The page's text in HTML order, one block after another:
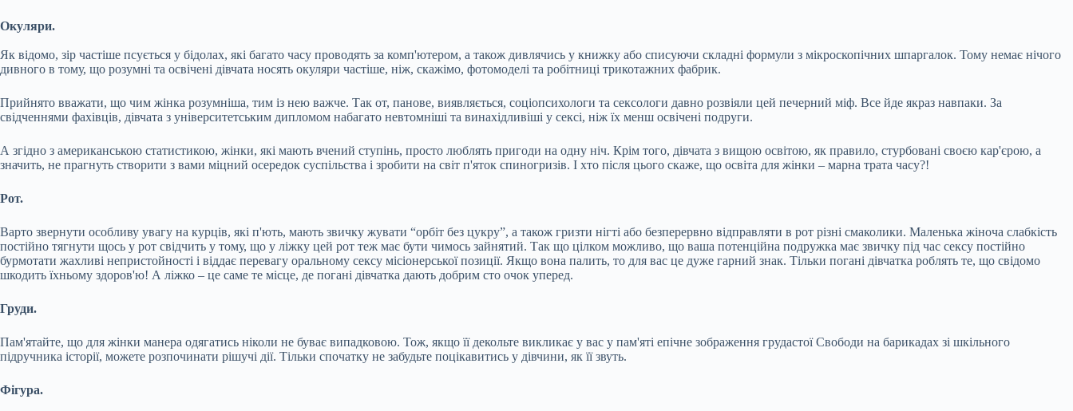
Окуляри.
Як відомо, зір частіше псується у бідолах, які багато часу проводять за комп'ютером, а також дивлячись у книжку або списуючи складні формули з мікроскопічних шпаргалок. Тому немає нічого
дивного в тому, що розумні та освічені дівчата носять окуляри частіше, ніж, скажімо, фотомоделі та робітниці трикотажних фабрик.
Прийнято вважати, що чим жінка розумніша, тим із нею важче. Так от, панове, виявляється, соціопсихологи та сексологи давно розвіяли цей печерний міф. Все йде якраз навпаки. За
свідченнями фахівців, дівчата з університетським дипломом набагато невтомніші та винахідливіші у сексі, ніж їх менш освічені подруги.
А згідно з американською статистикою, жінки, які мають вчений ступінь, просто люблять пригоди на одну ніч. Крім того, дівчата з вищою освітою, як правило, стурбовані своєю кар'єрою, а
значить, не прагнуть створити з вами міцний осередок суспільства і зробити на світ п'яток спиногризів. І хто після цього скаже, що освіта для жінки – марна трата часу?!
Рот.
Варто звернути особливу увагу на курців, які п'ють, мають звичку жувати “орбіт без цукру”, а також гризти нігті або безперервно відправляти в рот різні смаколики. Маленька жіноча слабкість
постійно тягнути щось у рот свідчить у тому, що у ліжку цей рот теж має бути чимось зайнятий. Так що цілком можливо, що ваша потенційна подружка має звичку під час сексу постійно
бурмотати жахливі непристойності і віддає перевагу оральному сексу місіонерської позиції. Якщо вона палить, то для вас це дуже гарний знак. Тільки погані дівчатка роблять те, що свідомо
шкодить їхньому здоров'ю! А ліжко – це саме те місце, де погані дівчатка дають добрим сто очок уперед.
Груди.
Пам'ятайте, що для жінки манера одягатись ніколи не буває випадковою. Тож, якщо її декольте викликає у вас у пам'яті епічне зображення грудастої Свободи на барикадах зі шкільного
підручника історії, можете розпочинати рішучі дії. Тільки спочатку не забудьте поцікавитись у дівчини, як її звуть.
Фігура.